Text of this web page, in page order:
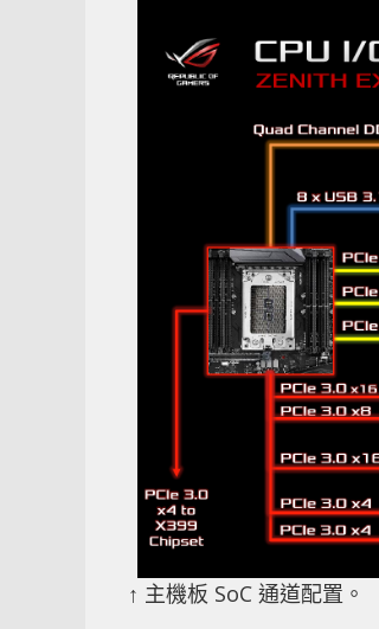
↑ 主機板 SoC 通道配置。